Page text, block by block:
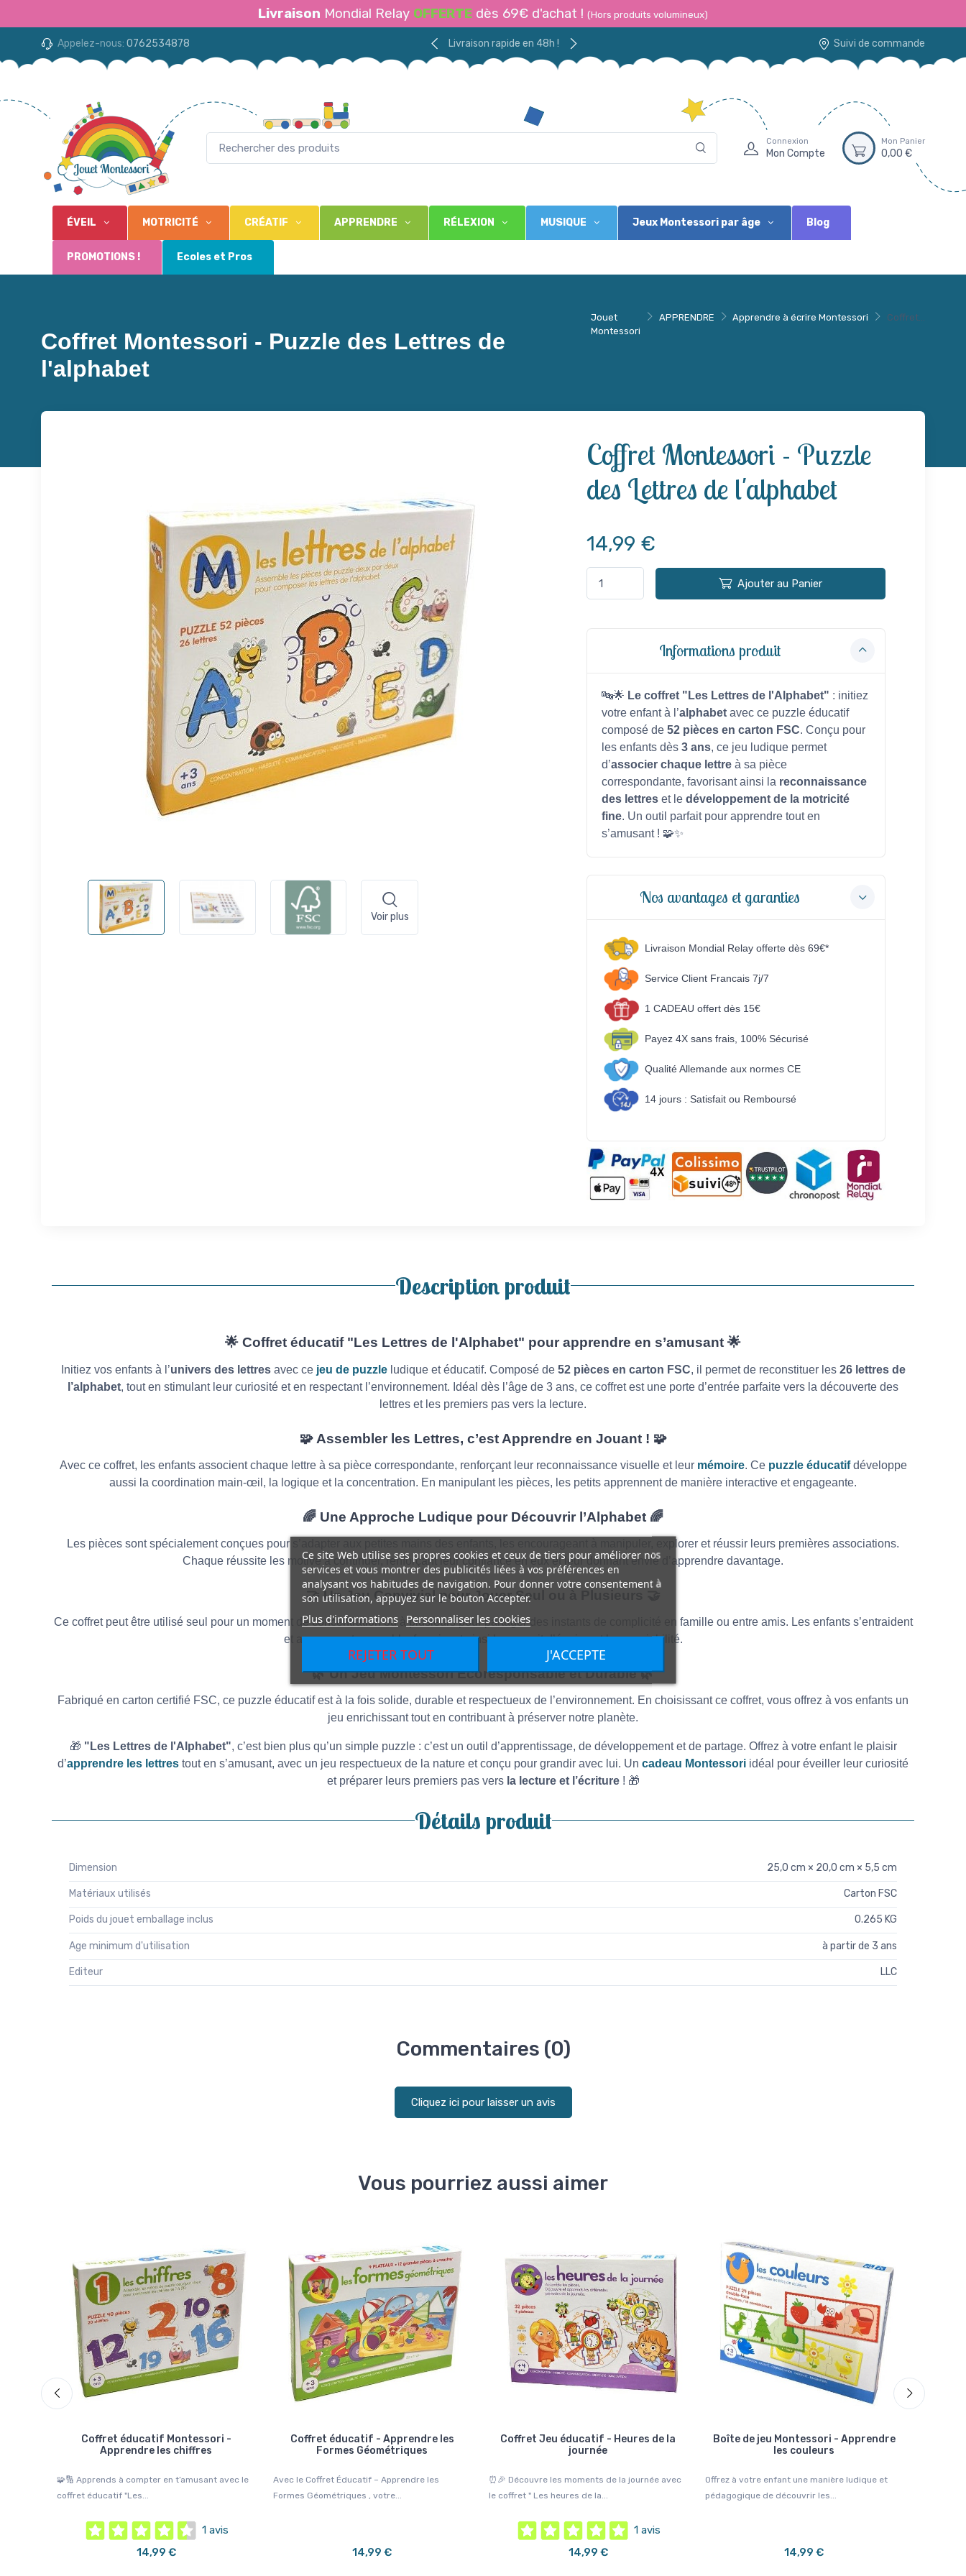
Livraison Mondial Relay OFFERTE dès 69€ d'achat ! (Hors produits volumineux)
Appelez-nous: 0762534878 Livraison rapide en 48h ! Suivi de commande
Ce site Web utilise ses propres cookies et ceux de tiers pour améliorer nos
services et vous montrer des publicités liées à vos préférences en
analysant vos habitudes de navigation. Pour donner votre consentement à
son utilisation, appuyez sur le bouton Accepter.
Plus d'informations Personnaliser les cookies
REJETER TOUT J'ACCEPTE
Connexion
Mon Compte
Mon Panier
0,00 €
ÉVEIL MOTRICITÉ CRÉATIF APPRENDRE RÉLEXION MUSIQUE Jeux Montessori par âge Blog
PROMOTIONS ! Ecoles et Pros
Jouet
Montessori
APPRENDRE Apprendre à écrire Montessori Coffret...
Coffret Montessori - Puzzle des Lettres de
l'alphabet
Voir plus
Coffret Montessori - Puzzle
des Lettres de l'alphabet
14,99 €
Ajouter au Panier
Informations produit
🔤🌟 Le coffret "Les Lettres de l'Alphabet" : initiez
votre enfant à l’alphabetavec ce puzzle éducatif
composé de 52 pièces en carton FSC. Conçu pour
les enfants dès 3 ans, ce jeu ludique permet
d’associer chaque lettreà sa pièce
correspondante, favorisant ainsi la reconnaissance
des lettreset le développement de la motricité
fine. Un outil parfait pour apprendre tout en
s’amusant ! 🧩✨
Nos avantages et garanties
Livraison Mondial Relay offerte dès 69€*
Service Client Francais 7j/7
1 CADEAU offert dès 15€
Payez 4X sans frais, 100% Sécurisé
Qualité Allemande aux normes CE
14 jours : Satisfait ou Remboursé
Description produit
🌟 Coffret éducatif "Les Lettres de l'Alphabet" pour apprendre en s’amusant 🌟
Initiez vos enfants à l’univers des lettresavec ce jeu de puzzleludique et éducatif. Composé de 52 pièces en carton FSC, il permet de reconstituer les 26 lettres de
l’alphabet, tout en stimulant leur curiosité et en respectant l’environnement. Idéal dès l’âge de 3 ans, ce coffret est une porte d’entrée parfaite vers la découverte des
lettres et les premiers pas vers la lecture.
🧩Assembler les Lettres, c’est Apprendre en Jouant ! 🧩
Avec ce coffret, les enfants associent chaque lettre à sa pièce correspondante, renforçant leur reconnaissance visuelle et leur mémoire. Ce puzzle éducatifdéveloppe
aussi la coordination main-œil, la logique et la concentration. En manipulant les pièces, les petits apprennent de manière interactive et engageante.
🌈 Une Approche Ludique pour Découvrir l’Alphabet 🌈
Les pièces sont spécialement conçues pour s’adapter aux petites mains des enfants, les encourageant à manipuler, explorer et réussir leurs premières associations.
Chaque réussite les motive à continuer, renforçant leur confiance en eux et leur donnant envie d’apprendre davantage.
🤝 Un Jeu Convivial pour Jouer Seul ou à Plusieurs
Ce coffret peut être utilisé seul pour un moment de concentration ou à plusieurs pour partager des instants de complicité en famille ou entre amis. Les enfants s’entraident
et apprennent ensemble, favorisant ainsi leur esprit d’équipe et leur sociabilité.
🌿Un Jeu Montessori Écoresponsable et Durable🌿
Fabriqué en carton certifié FSC, ce puzzle éducatif est à la fois solide, durable et respectueux de l’environnement. En choisissant ce coffret, vous offrez à vos enfants un
jeu enrichissant tout en contribuant à préserver notre planète.
🎁 "Les Lettres de l'Alphabet", c’est bien plus qu’un simple puzzle : c’est un outil d’apprentissage, de développement et de partage. Offrez à votre enfant le plaisir
d’apprendre les lettres tout en s’amusant, avec un jeu respectueux de la nature et conçu pour grandir avec lui. Un cadeau Montessori idéal pour éveiller leur curiosité
et préparer leurs premiers pas vers la lecture et l’écriture! 🎁
Détails produit
Dimension 25,0 cm × 20,0 cm × 5,5 cm
Matériaux utilisés Carton FSC
Poids du jouet emballage inclus 0.265 KG
Age minimum d'utilisation à partir de 3 ans
Editeur LLC
Commentaires (0)
Cliquez ici pour laisser un avis
Vous pourriez aussi aimer
Coffret éducatif Montessori -
Apprendre les chiffres
🧩🔢 Apprends à compter en t’amusant avec le
coffret éducatif "Les...
1 avis
14,99 €
Coffret éducatif - Apprendre les
Formes Géométriques
Avec le Coffret Éducatif – Apprendre les
Formes Géométriques , votre...
14,99 €
Coffret Jeu éducatif - Heures de la
journée
⏰🎉 Découvre les moments de la journée avec
le coffret " Les heures de la...
1 avis
14,99 €
Boîte de jeu Montessori - Apprendre
les couleurs
Offrez à votre enfant une manière ludique et
pédagogique de découvrir les...
14,99 €